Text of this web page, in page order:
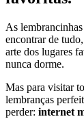
As
encontrar de
arte dos lugares
nunca dorme.
Mas para visitar
lembranças
perder: internet